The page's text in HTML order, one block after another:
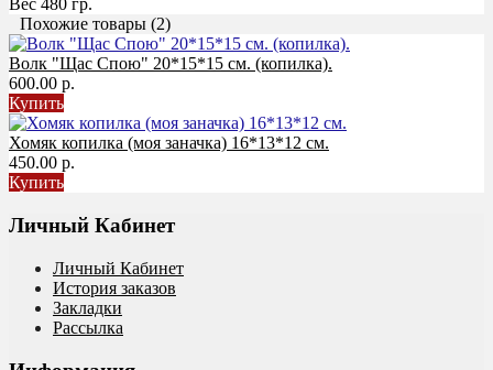
Вес 480 гр.
Похожие товары (2)
Волк "Щас Спою" 20*15*15 см. (копилка).
600.00 р.
Купить
Хомяк копилка (моя заначка) 16*13*12 см.
450.00 р.
Купить
Личный Кабинет
Личный Кабинет
История заказов
Закладки
Рассылка